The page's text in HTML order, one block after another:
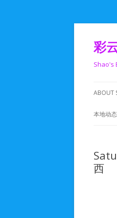
彩
Shao's
ABOUT
本地动态
湾区活
美食活动
西